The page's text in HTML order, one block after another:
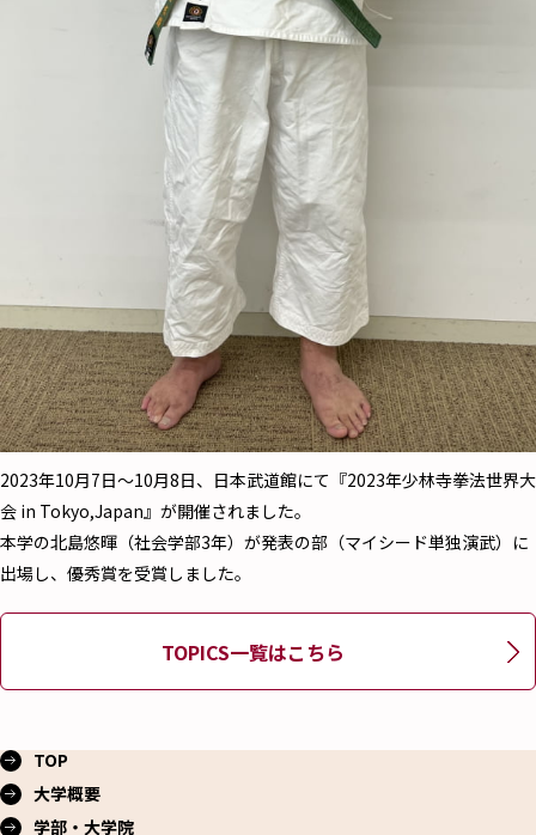
2023年10月7日～10月8日、日本武道館にて『2023年少林寺拳法世界大
会 in Tokyo,Japan』が開催されました。
本学の北島悠暉（社会学部3年）が発表の部（マイシード単独演武）に
出場し、優秀賞を受賞しました。
TOPICS一覧はこちら
TOP
大学概要
学部・大学院